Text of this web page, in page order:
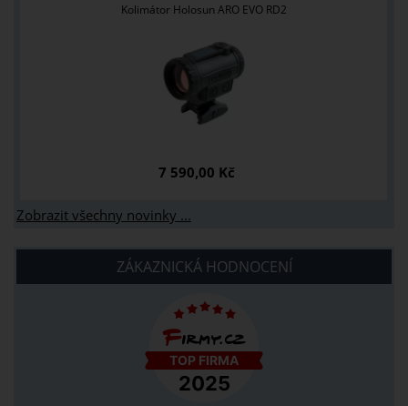
Kolimátor Holosun ARO EVO RD2
7 590,00 Kč
Zobrazit všechny novinky ...
ZÁKAZNICKÁ HODNOCENÍ